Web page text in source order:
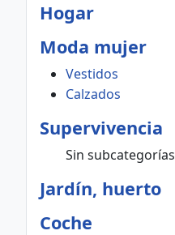
Hogar
Moda mujer
Vestidos
Calzados
Supervivencia
Sin subcategorías
Jardín, huerto
Coche